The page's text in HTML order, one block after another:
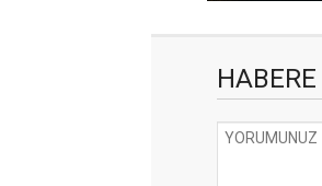
HABERE